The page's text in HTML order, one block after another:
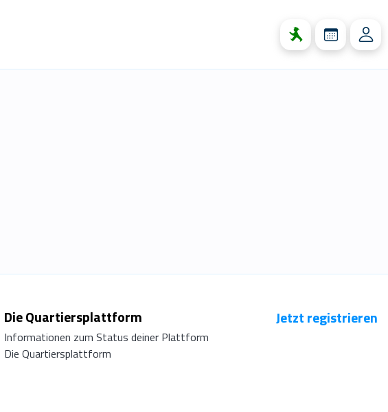
Die Quartiersplattform
Informationen zum Status deiner Plattform
Die Quartiersplattform
Jetzt registrieren